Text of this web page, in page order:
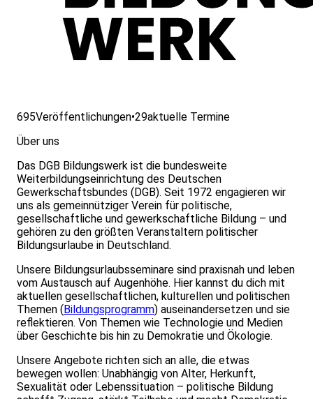
695Veröffentlichungen•29aktuelle Termine
Über uns
Das DGB Bildungswerk ist die bundesweite
Weiterbildungseinrichtung des Deutschen
Gewerkschaftsbundes (DGB). Seit 1972 engagieren wir
uns als gemeinnütziger Verein für politische,
gesellschaftliche und gewerkschaftliche Bildung – und
gehören zu den größten Veranstaltern politischer
Bildungsurlaube in Deutschland.
Unsere Bildungsurlaubsseminare sind praxisnah und leben
vom Austausch auf Augenhöhe. Hier kannst du dich mit
aktuellen gesellschaftlichen, kulturellen und politischen
Themen (Bildungsprogramm) auseinandersetzen und sie
reflektieren. Von Themen wie Technologie und Medien
über Geschichte bis hin zu Demokratie und Ökologie.
Unsere Angebote richten sich an alle, die etwas
bewegen wollen: Unabhängig von Alter, Herkunft,
Sexualität oder Lebenssituation – politische Bildung